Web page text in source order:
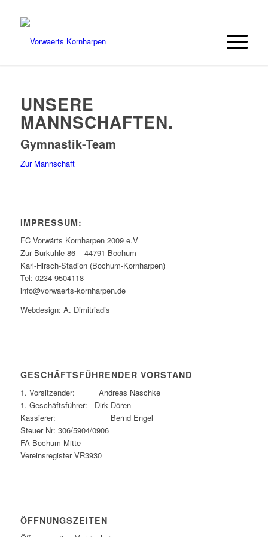
UNSERE
MANNSCHAFTEN.
Gymnastik-Team
Zur Mannschaft
IMPRESSUM:
FC Vorwärts Kornharpen 2009 e.V
Zur Burkuhle 86 – 44791 Bochum
Karl-Hirsch-Stadion (Bochum-Kornharpen)
Tel: 0234-9504118
info@vorwaerts-kornharpen.de
Webdesign: A. Dimitriadis
GESCHÄFTSFÜHRENDER VORSTAND
1. Vorsitzender: Andreas Naschke
1. Geschäftsführer: Dirk Dören
Kassierer: Bernd Engel
Steuer Nr: 306/5904/0906
FA Bochum-Mitte
Vereinsregister VR3930
ÖFFNUNGSZEITEN